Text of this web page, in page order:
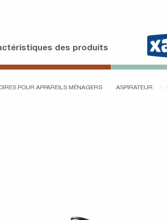
des produits
POUR APPAREILS MÉNAGERS ASPIRATEUR